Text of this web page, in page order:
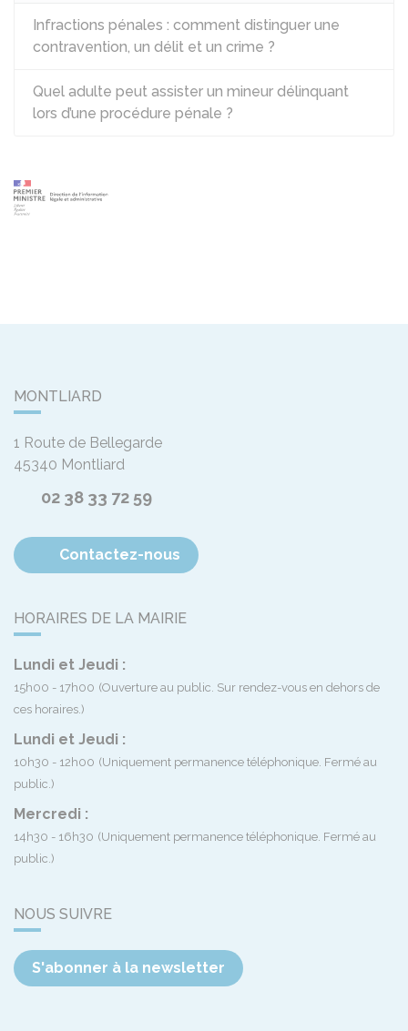
Infractions pénales : comment distinguer une
contravention, un délit et un crime ?
Quel adulte peut assister un mineur délinquant
lors d’une procédure pénale ?
MONTLIARD
1 Route de Bellegarde
45340 Montliard
02 38 33 72 59
Contactez-nous
HORAIRES DE LA MAIRIE
Lundi et Jeudi :
15h00 - 17h00 (Ouverture au public. Sur rendez-vous en dehors de
ces horaires.)
Lundi et Jeudi :
10h30 - 12h00 (Uniquement permanence téléphonique. Fermé au
public.)
Mercredi :
14h30 - 16h30 (Uniquement permanence téléphonique. Fermé au
public.)
NOUS SUIVRE
S'abonner à la newsletter